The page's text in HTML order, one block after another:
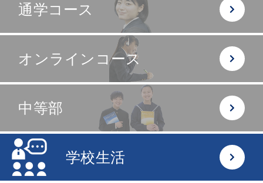
通学コース
オンラインコース
中等部
学校生活